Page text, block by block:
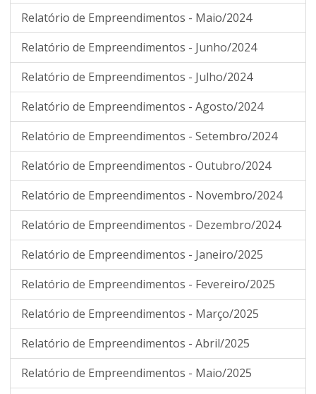
Relatório de Empreendimentos - Maio/2024
Relatório de Empreendimentos - Junho/2024
Relatório de Empreendimentos - Julho/2024
Relatório de Empreendimentos - Agosto/2024
Relatório de Empreendimentos - Setembro/2024
Relatório de Empreendimentos - Outubro/2024
Relatório de Empreendimentos - Novembro/2024
Relatório de Empreendimentos - Dezembro/2024
Relatório de Empreendimentos - Janeiro/2025
Relatório de Empreendimentos - Fevereiro/2025
Relatório de Empreendimentos - Março/2025
Relatório de Empreendimentos - Abril/2025
Relatório de Empreendimentos - Maio/2025